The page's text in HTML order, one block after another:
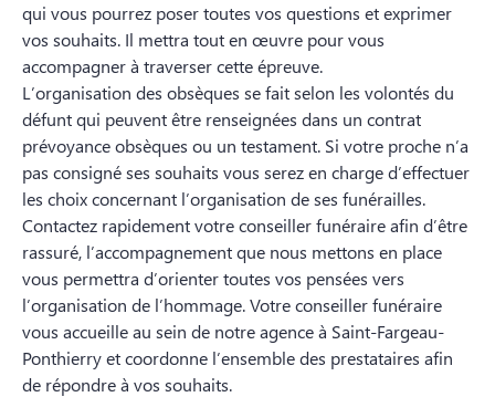
qui vous pourrez poser toutes vos questions et exprimer
vos souhaits. Il mettra tout en œuvre pour vous
accompagner à traverser cette épreuve.
L’organisation des obsèques se fait selon les volontés du
défunt qui peuvent être renseignées dans un contrat
prévoyance obsèques ou un testament. Si votre proche n’a
pas consigné ses souhaits vous serez en charge d’effectuer
les choix concernant l’organisation de ses funérailles.
Contactez rapidement votre conseiller funéraire afin d’être
rassuré, l’accompagnement que nous mettons en place
vous permettra d’orienter toutes vos pensées vers
l’organisation de l’hommage. Votre conseiller funéraire
vous accueille au sein de notre agence à Saint-Fargeau-
Ponthierry et coordonne l’ensemble des prestataires afin
de répondre à vos souhaits.